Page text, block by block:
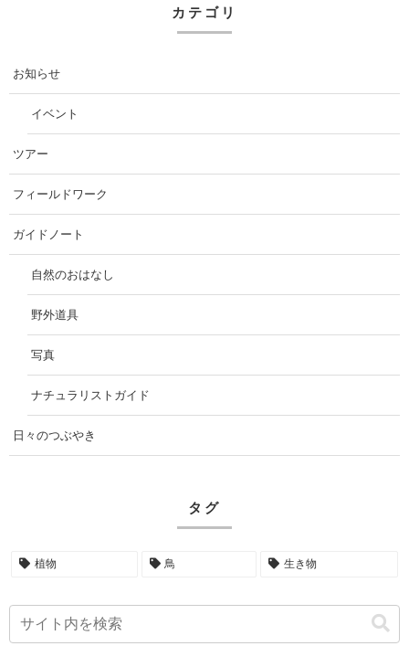
カテゴリ
お知らせ
イベント
ツアー
フィールドワーク
ガイドノート
自然のおはなし
野外道具
写真
ナチュラリストガイド
日々のつぶやき
タグ
植物 鳥 生き物